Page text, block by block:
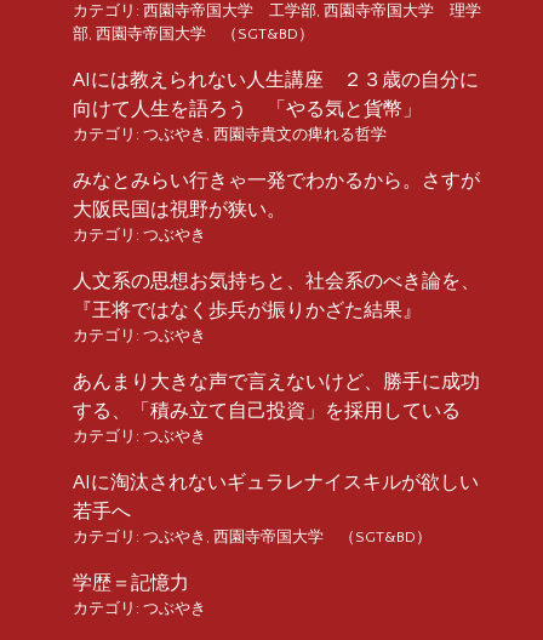
カテゴリ: 西園寺帝国大学 工学部, 西園寺帝国大学 理学
部, 西園寺帝国大学 （SGT&BD）
AIには教えられない人生講座 ２３歳の自分に
向けて人生を語ろう 「やる気と貨幣」
カテゴリ: つぶやき , 西園寺貴文の痺れる哲学
みなとみらい行きゃ一発でわかるから。さすが
大阪民国は視野が狭い。
カテゴリ: つぶやき
人文系の思想お気持ちと、社会系のべき論を、
『王将ではなく歩兵が振りかざた結果』
カテゴリ: つぶやき
あんまり大きな声で言えないけど、勝手に成功
する、「積み立て自己投資」を採用している
カテゴリ: つぶやき
AIに淘汰されないギュラレナイスキルが欲しい
若手へ
カテゴリ: つぶやき , 西園寺帝国大学 （SGT&BD）
学歴＝記憶力
カテゴリ: つぶやき